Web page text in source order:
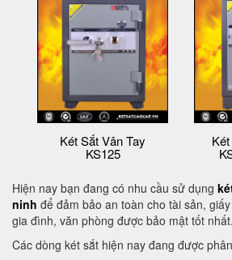
Két Sắt Vân Tay
KS125
Hiện nay bạn đang có nhu cầu sử dụng
ninh để đảm bảo an toàn cho tài sản,
gia đình, văn phòng được bảo mật tốt nhất.
Các dòng két sắt hiện nay đang được